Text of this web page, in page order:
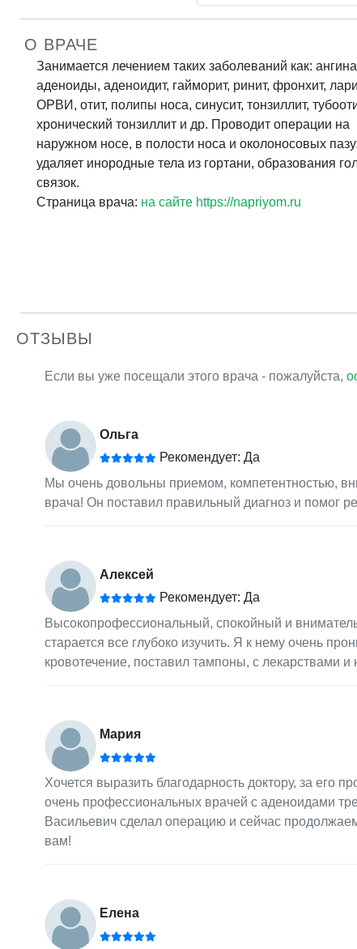
О ВРАЧЕ
Занимается лечением таких заболеваний как:
аденоиды, аденоидит, гайморит, ринит, фронхит,
ОРВИ, отит, полипы носа, синусит, тонзиллит,
хронический тонзиллит и др. Проводит операции на
наружном носе, в полости носа и околоносовых
удаляет инородные тела из гортани, образования
связок.
Страница врача: на сайте https://napriyom.ru
ОТЗЫВЫ
Если вы уже посещали этого врача - пожалуйста,
Ольга
Рекомендует: Да
Мы очень довольны приемом, компетентностью,
врача! Он поставил правильный диагноз и помог
Алексей
Рекомендует: Да
Высокопрофессиональный, спокойный и
старается все глубоко изучить. Я к нему очень
кровотечение, поставил тампоны, с лекарствами
Мария
Хочется выразить благодарность доктору, за
очень профессиональных врачей с аденоидами
Васильевич сделал операцию и сейчас
вам!
Елена